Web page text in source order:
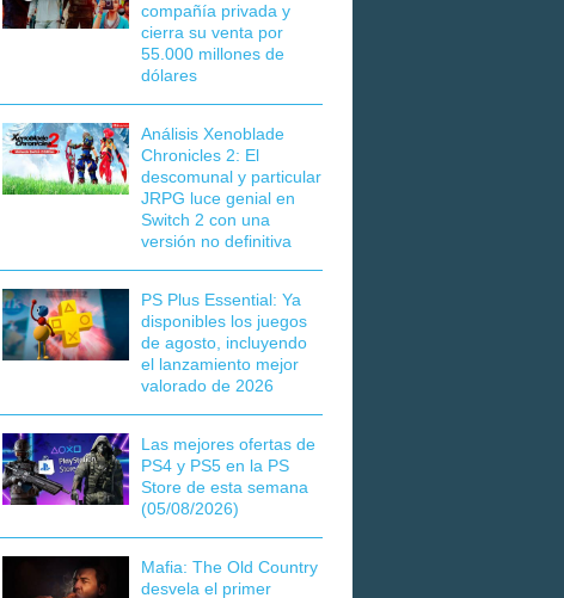
compañía privada y
cierra su venta por
55.000 millones de
dólares
Análisis Xenoblade
Chronicles 2: El
descomunal y particular
JRPG luce genial en
Switch 2 con una
versión no definitiva
PS Plus Essential: Ya
disponibles los juegos
de agosto, incluyendo
el lanzamiento mejor
valorado de 2026
Las mejores ofertas de
PS4 y PS5 en la PS
Store de esta semana
(05/08/2026)
Mafia: The Old Country
desvela el primer